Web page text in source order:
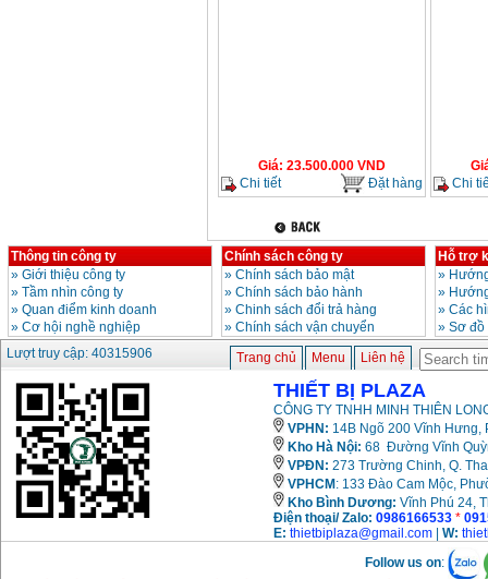
Giá: 23.500.000 VND
Chi tiết
Đặt hàng
Chi
Thông tin công ty
» Giới thiệu công ty
» Tầm nhìn công ty
» Quan điểm kinh doanh
» Cơ hội nghề nghiệp
Chính sách công ty
» Chính sách bảo mật
» Chính sách bảo hành
» Chinh sách đổi trả hàng
» Chính sách vận chuyển
Hỗ trợ
»
»
» Các
» Sơ
Lượt truy cập: 40315906
Trang chủ Menu Liên hệ
THIẾT BỊ PLAZA
CÔNG TY TNHH MINH THIÊN
VPHN: 14B Ngõ 200 Vĩnh Hưng,
Kho Hà Nội: 68 Đường Vĩnh
VPĐN: 273 Trường Chinh, Q.
VPHCM : 133 Đào Cam Mộc,
Kho Bình Dương: Vĩnh Phú 24,
Điện thoại/ Zalo: 0986166533 *
E: thietbiplaza@gmail.com W:
Follow us on: